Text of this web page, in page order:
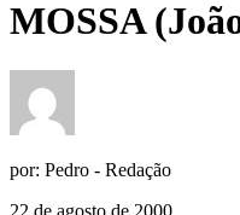
MOSSA
por: Pedro - Redação
22 de agosto de 2000